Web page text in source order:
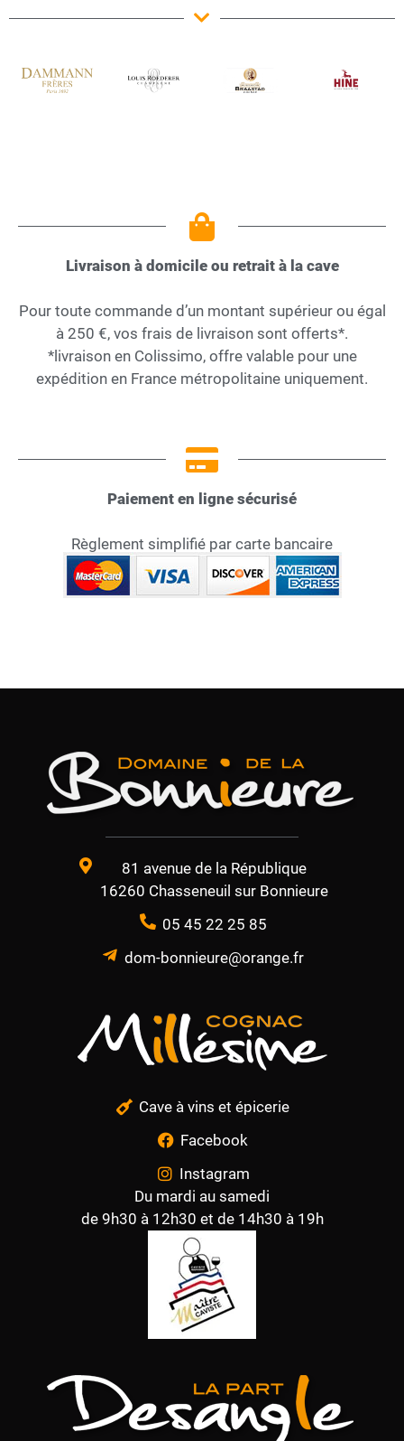
Livraison à domicile ou retrait à la cave
Pour toute commande d’un montant supérieur ou égal
à 250 €, vos frais de livraison sont offerts*.
*livraison en Colissimo, offre valable pour une
expédition en France métropolitaine uniquement.
Paiement en ligne sécurisé
Règlement simplifié par carte bancaire
81 avenue de la République
16260 Chasseneuil sur Bonnieure
05 45 22 25 85
dom-bonnieure@orange.fr
Cave à vins et épicerie
Facebook
Instagram
Du mardi au samedi
de 9h30 à 12h30 et de 14h30 à 19h